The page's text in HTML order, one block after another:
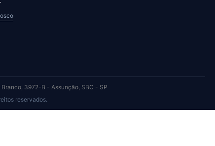
3972-B - Assunção, SBC - SP
reservados.